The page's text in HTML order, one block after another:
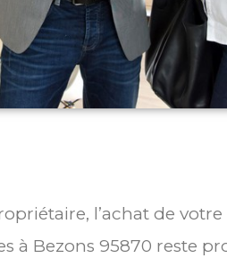
l’achat de
à Bezons 95870 reste